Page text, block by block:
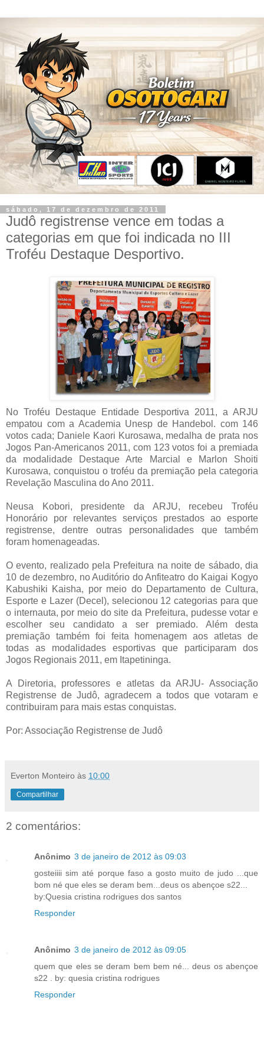
sábado, 17 de dezembro de 2011
Judô registrense vence em todas a
categorias em que foi indicada no III
Troféu Destaque Desportivo.
No Troféu Destaque Entidade Desportiva 2011, a ARJU
empatou com a Academia Unesp de Handebol. com 146
votos cada; Daniele Kaori Kurosawa, medalha de prata nos
Jogos Pan-Americanos 2011, com 123 votos foi a premiada
da modalidade Destaque Arte Marcial e Marlon Shoiti
Kurosawa, conquistou o troféu da premiação pela categoria
Revelação Masculina do Ano 2011.
Neusa Kobori, presidente da ARJU, recebeu Troféu
Honorário por relevantes serviços prestados ao esporte
registrense, dentre outras personalidades que também
foram homenageadas.
O evento, realizado pela Prefeitura na noite de sábado, dia
10 de dezembro, no Auditório do Anfiteatro do Kaigai Kogyo
Kabushiki Kaisha, por meio do Departamento de Cultura,
Esporte e Lazer (Decel), selecionou 12 categorias para que
o internauta, por meio do site da Prefeitura, pudesse votar e
escolher seu candidato a ser premiado. Além desta
premiação também foi feita homenagem aos atletas de
todas as modalidades esportivas que participaram dos
Jogos Regionais 2011, em Itapetininga.
A Diretoria, professores e atletas da ARJU- Associação
Registrense de Judô, agradecem a todos que votaram e
contribuiram para mais estas conquistas.
Por: Associação Registrense de Judô
Everton Monteiro às 10:00
Compartilhar
2 comentários:
Anônimo 3 de janeiro de 2012 às 09:03
gosteiiii sim até porque faso a gosto muito de judo ...que
bom né que eles se deram bem...deus os abençoe s22...
by:Quesia cristina rodrigues dos santos
Responder
Anônimo 3 de janeiro de 2012 às 09:05
quem que eles se deram bem bem né... deus os abençoe
s22 . by: quesia cristina rodrigues
Responder